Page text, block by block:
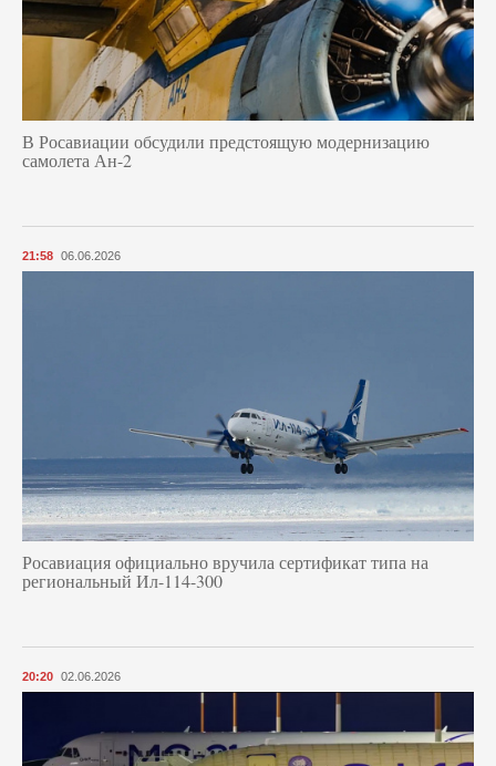
В Росавиации обсудили предстоящую модернизацию
самолета Ан-2
21:58 06.06.2026
Росавиация официально вручила сертификат типа на
региональный Ил-114-300
20:20 02.06.2026